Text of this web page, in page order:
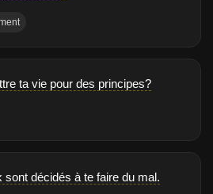
ta vie pour des principes?
sont décidés à te faire du mal.